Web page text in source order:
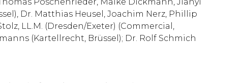
Poschenrieder, Maike Dickmann, Jianyi
Dr. Matthias Heusel, Joachim Nerz, Phillip
LL.M. (Dresden/Exeter) (Commercial,
(Kartellrecht, Brüssel); Dr. Rolf Schmich